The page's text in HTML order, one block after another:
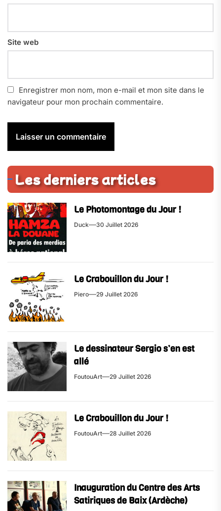
Site web
Enregistrer mon nom, mon e-mail et mon site dans le
navigateur pour mon prochain commentaire.
Les derniers articles
Le Photomontage du Jour !
Duck 30 Juillet 2026
Le Crabouillon du Jour !
Piero 29 Juillet 2026
Le dessinateur Sergio s’en est
allé
FoutouArt 29 Juillet 2026
Le Crabouillon du Jour !
FoutouArt 28 Juillet 2026
Inauguration du Centre des Arts
Satiriques de Baix (Ardèche)